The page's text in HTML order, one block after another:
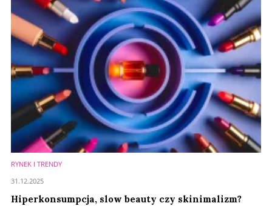
RYNEK I TRENDY
Hiperkonsumpcja, slow beauty czy skinimalizm?
31.12.2025